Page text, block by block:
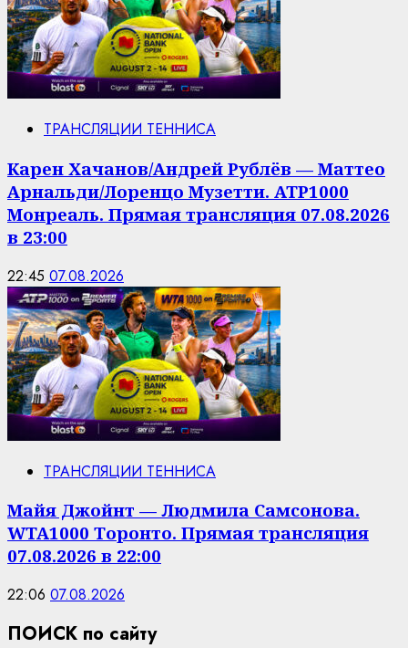
ТРАНСЛЯЦИИ ТЕННИСА
Карен Хачанов/Андрей Рублёв — Маттео
Арнальди/Лоренцо Музетти. ATP1000
Монреаль. Прямая трансляция 07.08.2026
в 23:00
22:45 07.08.2026
ТРАНСЛЯЦИИ ТЕННИСА
Майя Джойнт — Людмила Самсонова.
WTA1000 Торонто. Прямая трансляция
07.08.2026 в 22:00
22:06 07.08.2026
ПОИСК по сайту